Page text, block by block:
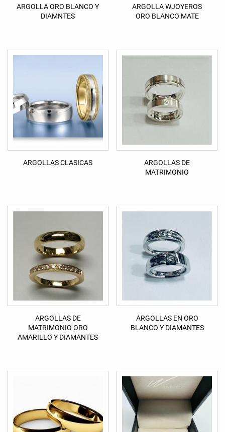
ARGOLLA ORO BLANCO Y
DIAMNTES
ARGOLLA WJOYEROS
ORO BLANCO MATE
ARGOLLAS CLASICAS
ARGOLLAS DE
MATRIMONIO
ARGOLLAS DE
MATRIMONIO ORO
AMARILLO Y DIAMANTES
ARGOLLAS EN ORO
BLANCO Y DIAMANTES